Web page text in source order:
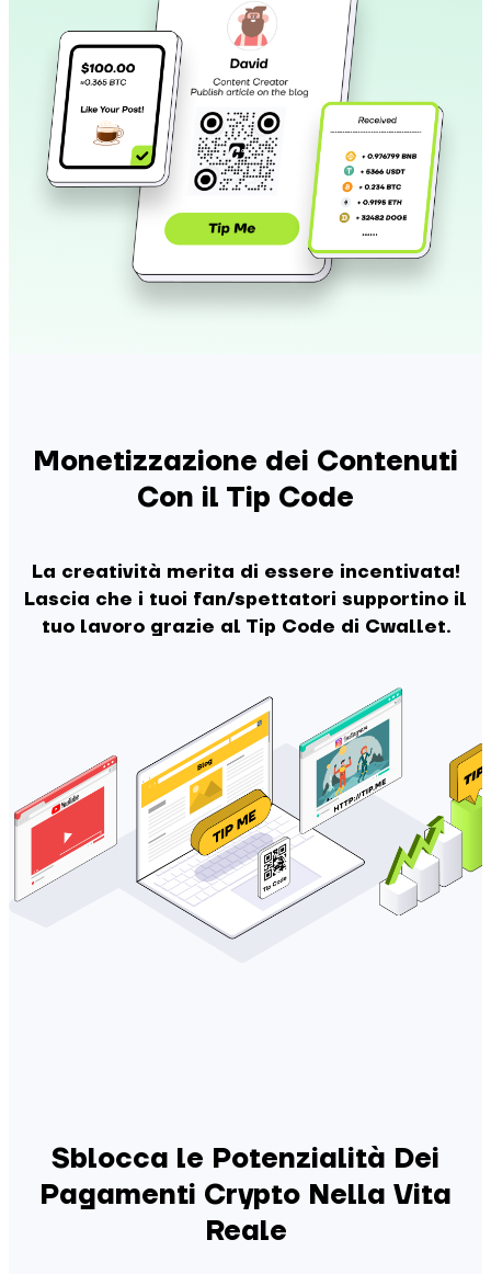
Monetizzazione dei Contenuti
Con il Tip Code
La creatività merita di essere incentivata!
Lascia che i tuoi fan/spettatori supportino il
tuo lavoro grazie al Tip Code di Cwallet.
Sblocca le Potenzialità Dei
Pagamenti Crypto Nella Vita
Reale